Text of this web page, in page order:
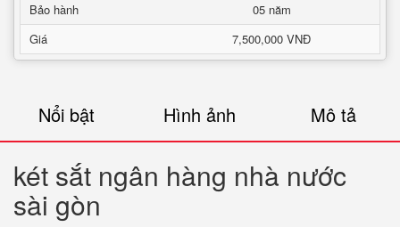
Bảo hành
05 năm
Giá
7,500,000 VNĐ
Nổi bật Hình ảnh Mô tả
két sắt ngân hàng nhà nước
sài gòn